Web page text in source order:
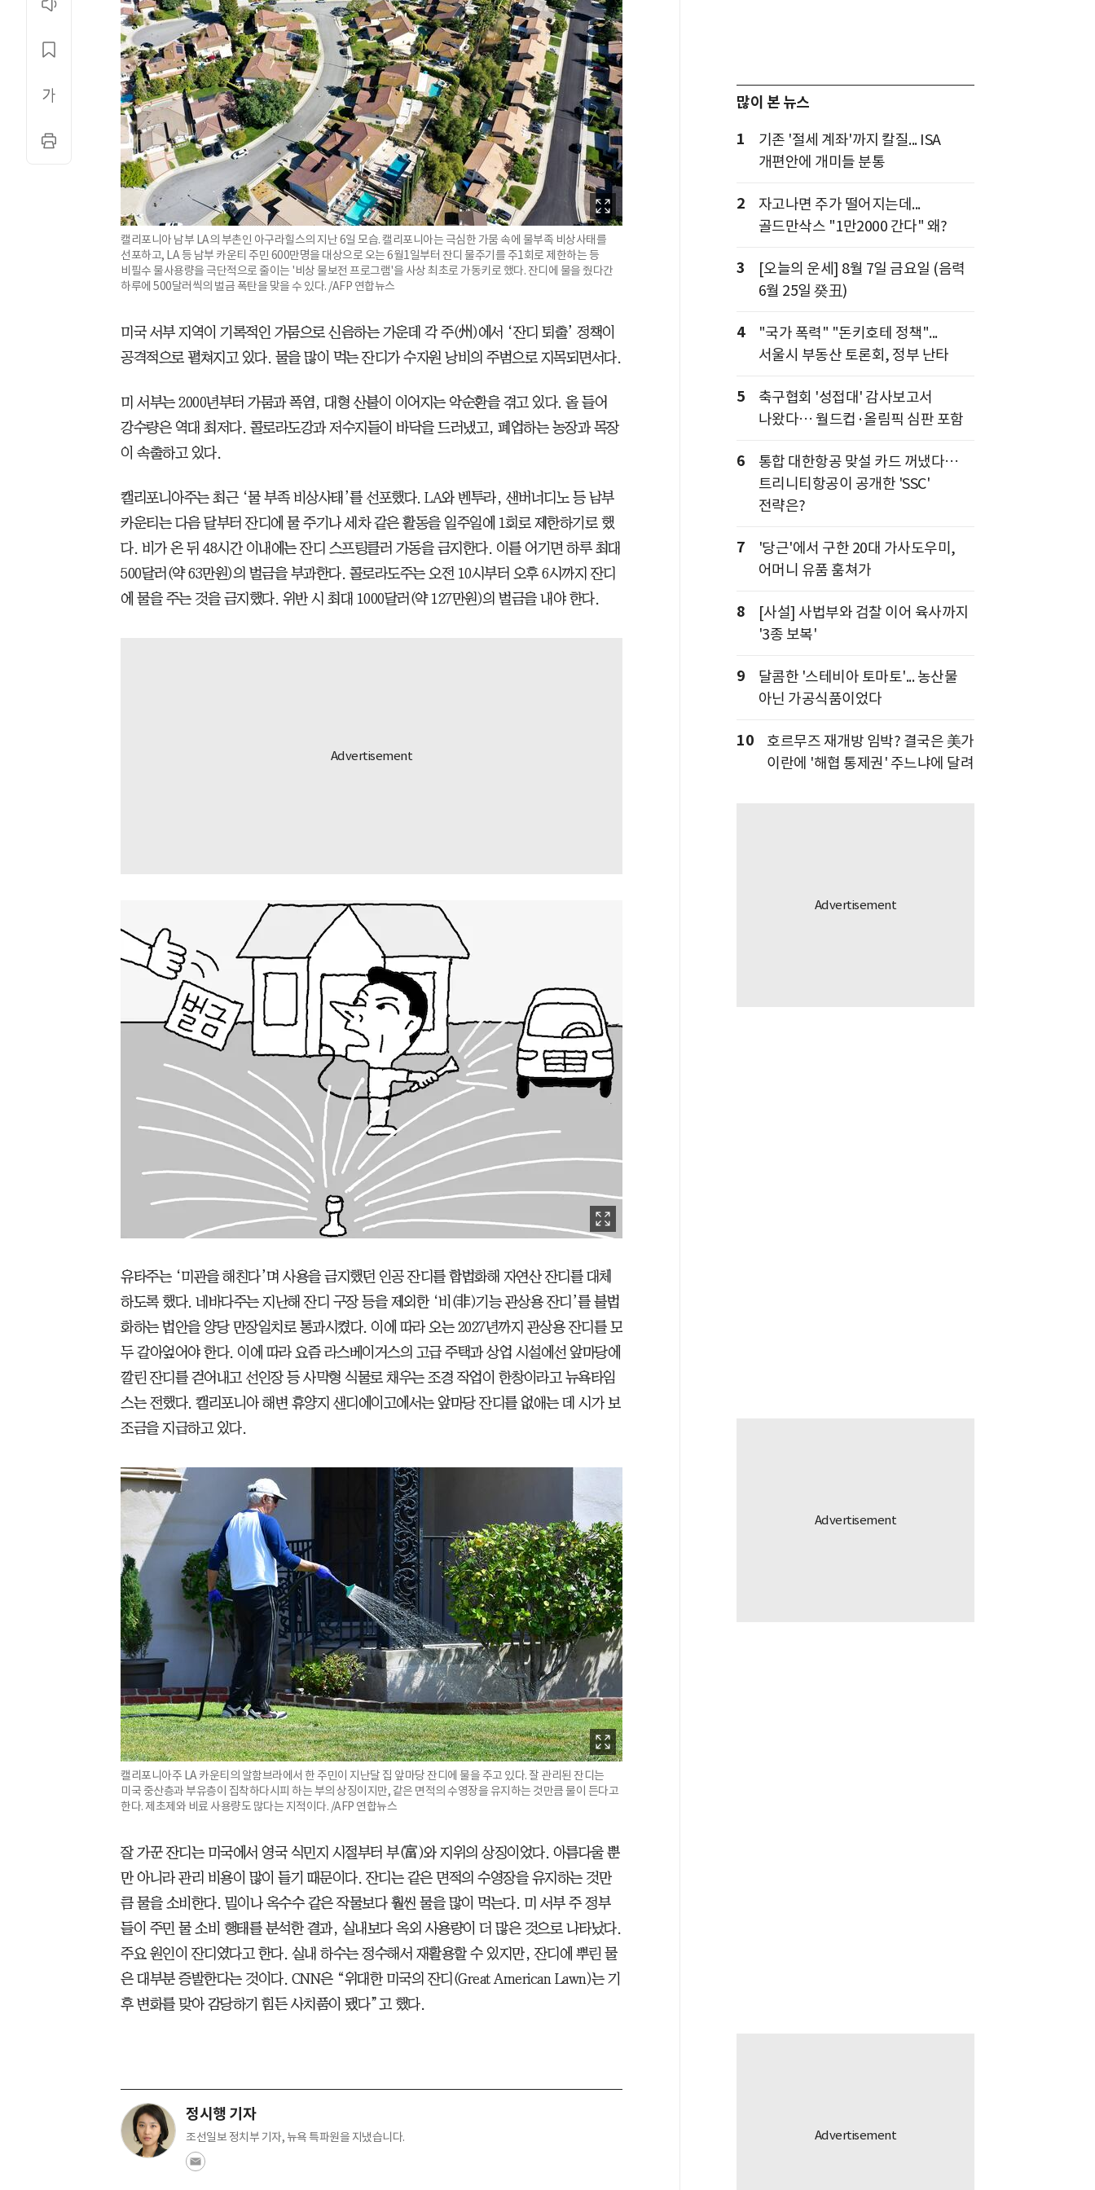
캘리포니아 남부 LA의 부촌인 아구라힐스의 지난 6일 모습. 캘리포니아는 극심한 가뭄 속에 물부족 비상사태를
선포하고, LA 등 남부 카운티 주민 600만명을 대상으로 오는 6월1일부터 잔디 물주기를 주1회로 제한하는 등
비필수 물사용량을 극단적으로 줄이는 '비상 물보전 프로그램'을 사상 최초로 가동키로 했다. 잔디에 물을 줬다간
하루에 500달러씩의 벌금 폭탄을 맞을 수 있다. /AFP 연합뉴스
미국 서부 지역이 기록적인 가뭄으로 신음하는 가운데 각 주(州)에서 ‘잔디 퇴출’ 정책이
공격적으로 펼쳐지고 있다. 물을 많이 먹는 잔디가 수자원 낭비의 주범으로 지목되면서다.
미 서부는 2000년부터 가뭄과 폭염, 대형 산불이 이어지는 악순환을 겪고 있다. 올 들어
강수량은 역대 최저다. 콜로라도강과 저수지들이 바닥을 드러냈고, 폐업하는 농장과 목장
이 속출하고 있다.
캘리포니아주는 최근 ‘물 부족 비상사태’를 선포했다. LA와 벤투라, 샌버너디노 등 남부
카운티는 다음 달부터 잔디에 물 주기나 세차 같은 활동을 일주일에 1회로 제한하기로 했
다. 비가 온 뒤 48시간 이내에는 잔디 스프링클러 가동을 금지한다. 이를 어기면 하루 최대
500달러(약 63만원)의 벌금을 부과한다. 콜로라도주는 오전 10시부터 오후 6시까지 잔디
에 물을 주는 것을 금지했다. 위반 시 최대 1000달러(약 127만원)의 벌금을 내야 한다.
유타주는 ‘미관을 해친다’며 사용을 금지했던 인공 잔디를 합법화해 자연산 잔디를 대체
하도록 했다. 네바다주는 지난해 잔디 구장 등을 제외한 ‘비(非)기능 관상용 잔디’를 불법
화하는 법안을 양당 만장일치로 통과시켰다. 이에 따라 오는 2027년까지 관상용 잔디를 모
두 갈아엎어야 한다. 이에 따라 요즘 라스베이거스의 고급 주택과 상업 시설에선 앞마당에
깔린 잔디를 걷어내고 선인장 등 사막형 식물로 채우는 조경 작업이 한창이라고 뉴욕타임
스는 전했다. 캘리포니아 해변 휴양지 샌디에이고에서는 앞마당 잔디를 없애는 데 시가 보
조금을 지급하고 있다.
캘리포니아주 LA 카운티의 알함브라에서 한 주민이 지난달 집 앞마당 잔디에 물을 주고 있다. 잘 관리된 잔디는
미국 중산층과 부유층이 집착하다시피 하는 부의 상징이지만, 같은 면적의 수영장을 유지하는 것만큼 물이 든다고
한다. 제초제와 비료 사용량도 많다는 지적이다. /AFP 연합뉴스
잘 가꾼 잔디는 미국에서 영국 식민지 시절부터 부(富)와 지위의 상징이었다. 아름다울 뿐
만 아니라 관리 비용이 많이 들기 때문이다. 잔디는 같은 면적의 수영장을 유지하는 것만
큼 물을 소비한다. 밀이나 옥수수 같은 작물보다 훨씬 물을 많이 먹는다. 미 서부 주 정부
들이 주민 물 소비 행태를 분석한 결과, 실내보다 옥외 사용량이 더 많은 것으로 나타났다.
주요 원인이 잔디였다고 한다. 실내 하수는 정수해서 재활용할 수 있지만, 잔디에 뿌린 물
은 대부분 증발한다는 것이다. CNN은 “위대한 미국의 잔디(Great American Lawn)는 기
후 변화를 맞아 감당하기 힘든 사치품이 됐다”고 했다.
정시행 기자
조선일보 정치부 기자, 뉴욕 특파원을 지냈습니다.
많이 본 뉴스
1
기존 '절세 계좌'까지 칼질... ISA
개편안에 개미들 분통
2
자고나면 주가 떨어지는데...
골드만삭스 "1만2000 간다" 왜?
3
[오늘의 운세] 8월 7일 금요일 (음력
6월 25일 癸丑)
4
"국가 폭력" "돈키호테 정책"...
서울시 부동산 토론회, 정부 난타
5
축구협회 '성접대' 감사보고서
나왔다… 월드컵·올림픽 심판 포함
6
통합 대한항공 맞설 카드 꺼냈다…
트리니티항공이 공개한 'SSC'
전략은?
7
'당근'에서 구한 20대 가사도우미,
어머니 유품 훔쳐가
8
[사설] 사법부와 검찰 이어 육사까지
'3종 보복'
9
달콤한 '스테비아 토마토'... 농산물
아닌 가공식품이었다
10
호르무즈 재개방 임박? 결국은 美가
이란에 '해협 통제권' 주느냐에 달려